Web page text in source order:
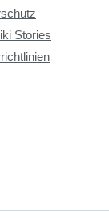
Stories